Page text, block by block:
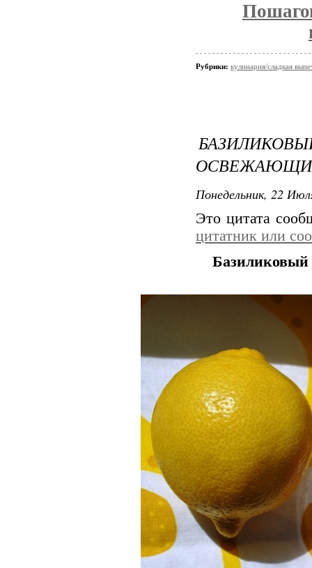
Рубрики: кулинария/сладкая
Понедельник, 22
Это цитата
цитатник или